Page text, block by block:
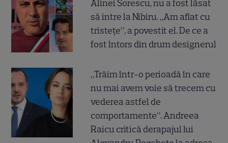
Alinei Sorescu, nu a fost lăsat
să intre la Nibiru. „Am aflat cu
tristețe”, a povestit el. De ce a
fost întors din drum designerul
„Trăim într-o perioadă în care
nu mai avem voie să trecem cu
vederea astfel de
comportamente”. Andreea
Raicu critică derapajul lui